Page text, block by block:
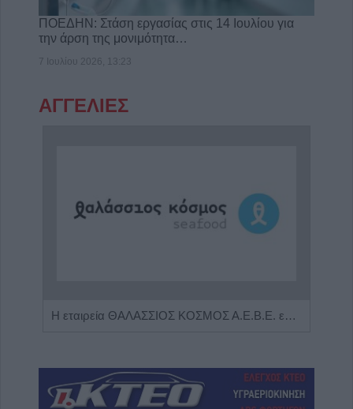
ΠΟΕΔΗΝ: Στάση εργασίας στις 14 Ιουλίου για
την άρση της μονιμότητα…
7 Ιουλίου 2026, 13:23
ΑΓΓΕΛΙΕΣ
Η εταιρεία ΘΑΛΑΣΣΙΟΣ ΚΟΣΜΟΣ Α.Ε.Β.Ε. επιθυμεί να προσλάβει Αποθηκάριο